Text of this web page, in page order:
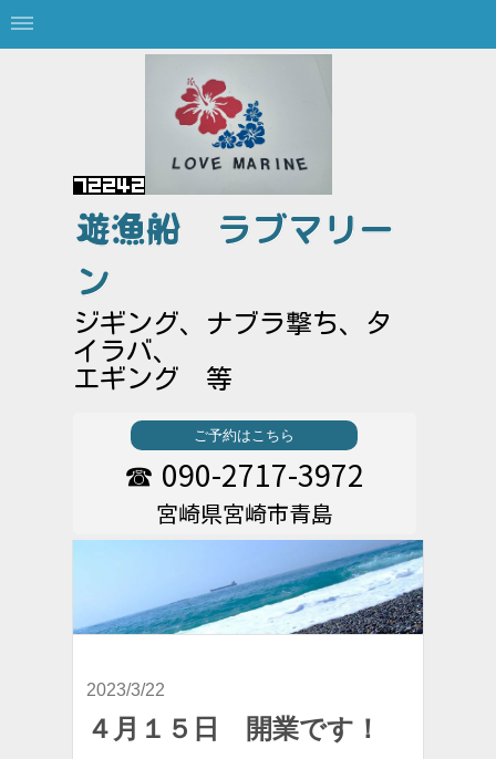
遊漁船
ラブマリー
ン
ジギング、ナブラ撃ち、タ
イラバ、
エギング 等
ご予約はこちら
☎ 090-2717-3972
宮崎県宮崎市青島
2023/3/22
４月１５日 開業です！